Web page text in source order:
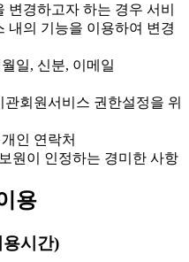
변경하고자 하는 경우 서비
내의 기능을 이용하여 변경
일, 신분, 이메일
회원서비스 권한설정을 위
인 연락처
원이 인정하는 경미한 사항
용
시간)